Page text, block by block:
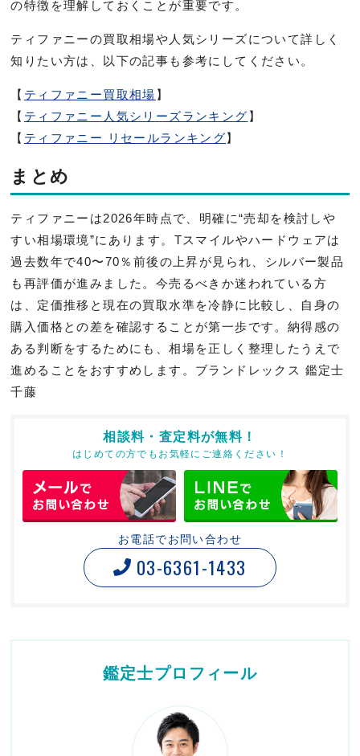
の特徴を理解しておくことが重要です。
ティファニーの買取相場や人気シリーズについて詳しく
知りたい方は、以下の記事も参考にしてください。
【 ティファニー買取相場 】
【 ティファニー人気シリーズランキング 】
【 ティファニー リセールランキング】
まとめ
ティファニーは2026年時点で、明確に“売却を検討しや
すい相場環境”にあります。Tスマイルやハードウェアは
過去数年で40〜70％前後の上昇が見られ、シルバー製品
も再評価が進みました。今売るべきか迷われている方
は、定価推移と現在の買取水準を冷静に比較し、自身の
購入価格との差を確認することが第一歩です。納得感の
ある判断をするためにも、相場を正しく整理したうえで
進めることをおすすめします。ブランドレックス 鑑定士
千藤
相談料・査定料が無料！
はじめての方でもお気軽にご連絡ください！
お電話でお問い合わせ
03-6361-1433
鑑定士プロフィール